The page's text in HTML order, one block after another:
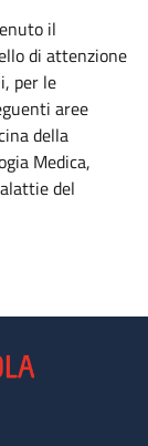
il
di attenzione
per le
aree
della
Medica,
del